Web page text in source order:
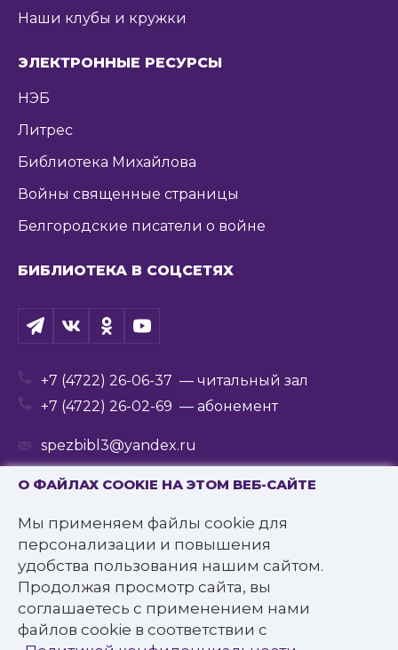
О ФАЙЛАХ COOKIE НА ЭТОМ ВЕБ-САЙТЕ
Мы применяем файлы cookie для
персонализации и повышения
удобства пользования нашим сайтом.
Продолжая просмотр сайта, вы
соглашаетесь с применением нами
файлов cookie в соответствии с
Наши клубы и кружки
ЭЛЕКТРОННЫЕ РЕСУРСЫ
НЭБ
Литрес
Библиотека Михайлова
Войны священные страницы
Белгородские писатели о войне
БИБЛИОТЕКА В СОЦСЕТЯХ
+7 (4722) 26-06-37 — читальный зал
+7 (4722) 26-02-69 — абонемент
spezbibl3@yandex.ru
© 2016—2022 Государственное бюджетное
учреждение культуры
«Белгородская государственная специальная
библиотека для слепых им. В.Я. Ерошенко».
Все права защищены.
Политика конфиденциальности